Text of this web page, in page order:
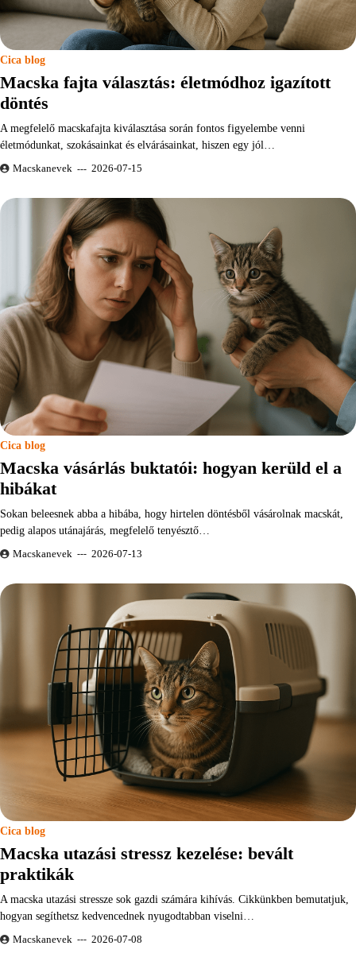
Cica blog
Macska fajta választás: életmódhoz igazított
döntés
A megfelelő macskafajta kiválasztása során fontos figyelembe venni
életmódunkat, szokásainkat és elvárásainkat, hiszen egy jól…
Macskanevek 2026-07-15
Cica blog
Macska vásárlás buktatói: hogyan kerüld el a
hibákat
Sokan beleesnek abba a hibába, hogy hirtelen döntésből vásárolnak macskát,
pedig alapos utánajárás, megfelelő tenyésztő…
Macskanevek 2026-07-13
Cica blog
Macska utazási stressz kezelése: bevált
praktikák
A macska utazási stressze sok gazdi számára kihívás. Cikkünkben bemutatjuk,
hogyan segíthetsz kedvencednek nyugodtabban viselni…
Macskanevek 2026-07-08